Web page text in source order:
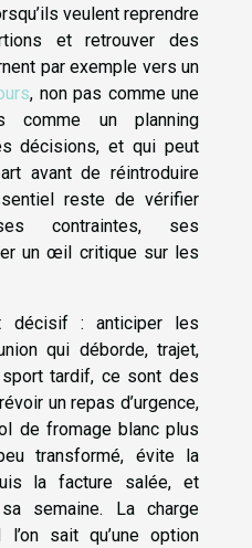
veulent reprendre
et retrouver des
par exemple vers un
, non pas comme une
comme un planning
décisions, et qui peut
avant de réintroduire
reste de vérifier
contraintes, ses
un œil critique sur les
décisif : anticiper les
qui déborde, trajet,
tardif, ce sont des
un repas d’urgence,
de fromage blanc plus
transformé, évite la
la facture salée, et
semaine. La charge
sait qu’une option